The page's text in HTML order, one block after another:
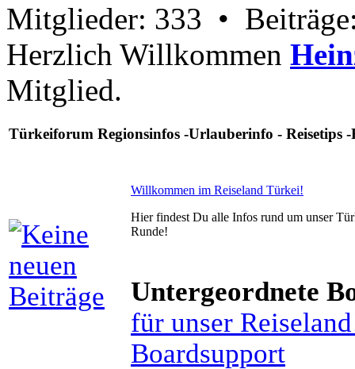
Mitglieder: 333 •
Herzlich Willkommen
Mitglied.
Türkeiforum Regionsinfos -Urlauberinfo - Reisetips -
Willkommen im Reiseland Türkei!
Hier findest Du alle Infos rund um unser
Runde!
Untergeordnete
für unser
Boardsupport